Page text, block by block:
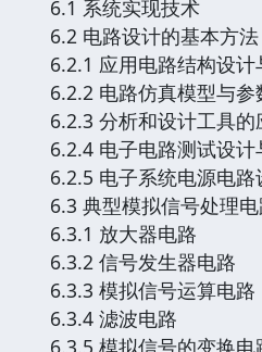
6.1 系统实现技术
6.2 电路设计的基本方法
6.2.1 应用电路结构设计
6.2.2 电路仿真模型与参
6.2.3 分析和设计工具的
6.2.4 电子电路测试设计
6.2.5 电子系统电源电
6.3 典型模拟信号处理
6.3.1 放大器电路
6.3.2 信号发生器电路
6.3.3 模拟信号运算电路
6.3.4 滤波电路
6.3.5 模拟信号的变换电